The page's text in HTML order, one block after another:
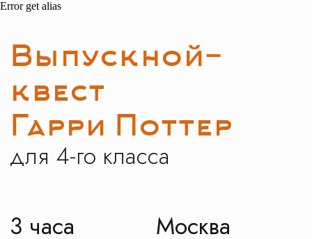
Error get alias
для 4-го класса
Москва
3 часа
Выпускной-
квест
Гарри Поттер